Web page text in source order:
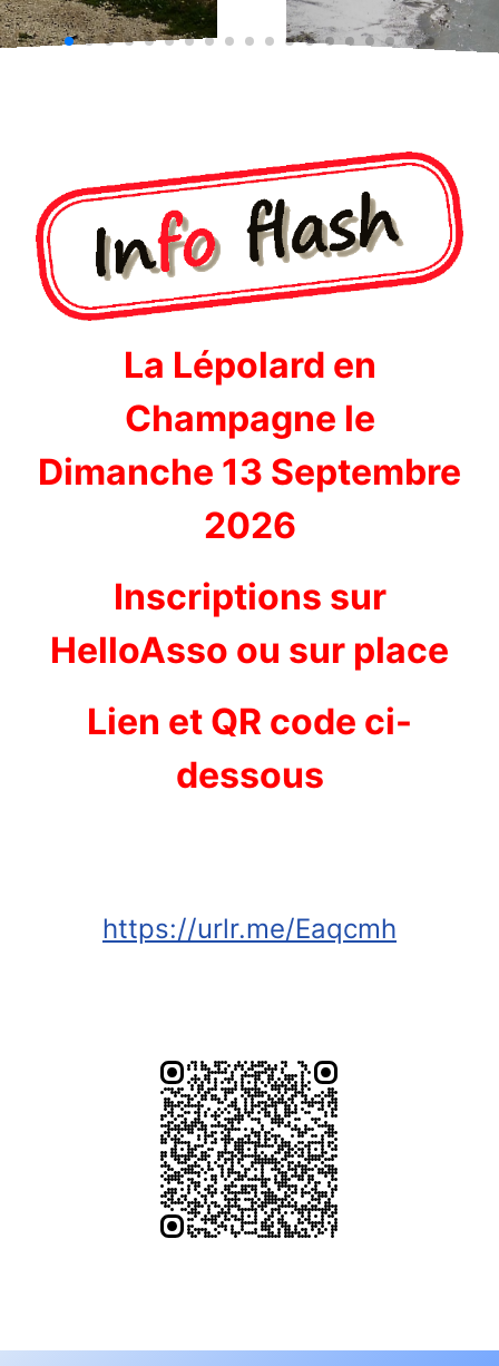
La Lépolard en
Champagne le
Dimanche 13 Septembre
2026
Inscriptions sur
HelloAsso ou sur place
Lien et QR code ci-
dessous
https://urlr.me/Eaqcmh